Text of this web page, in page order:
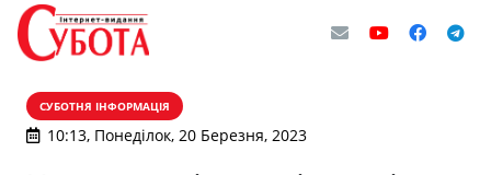
СУБОТНЯ ІНФОРМАЦІЯ
10:13, Понеділок, 20 Березня, 2023